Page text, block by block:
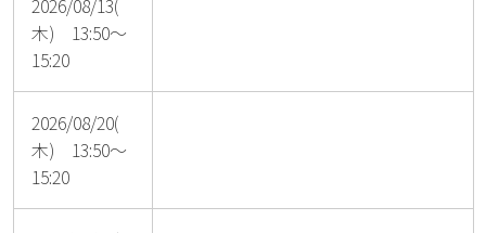
2026/08/13(
木) 13:50～
15:20
2026/08/20(
木) 13:50～
15:20